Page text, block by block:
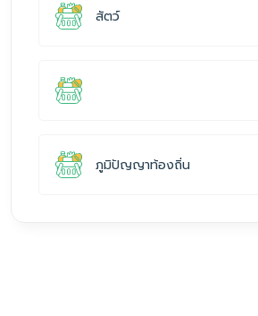
สัตว์
ภูมิปัญญาท้องถิ่น